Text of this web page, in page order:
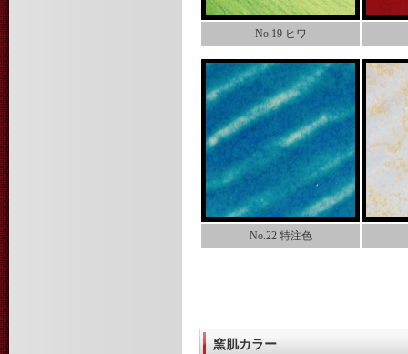
No.19 ヒワ
No.22 特注色
窯肌カラー